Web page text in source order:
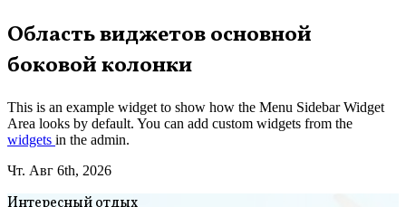
Перейти
к
содержимому
Область виджетов основной
боковой колонки
This is an example widget to show how the Menu Sidebar Widget
Area looks by default. You can add custom widgets from the
widgets in the admin.
Чт. Авг 6th, 2026